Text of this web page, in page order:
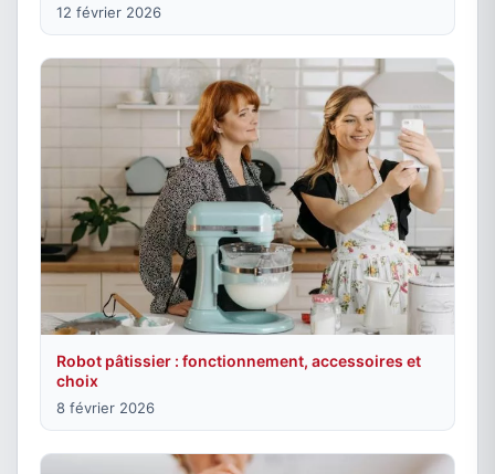
12 février 2026
Robot pâtissier : fonctionnement, accessoires et
choix
8 février 2026